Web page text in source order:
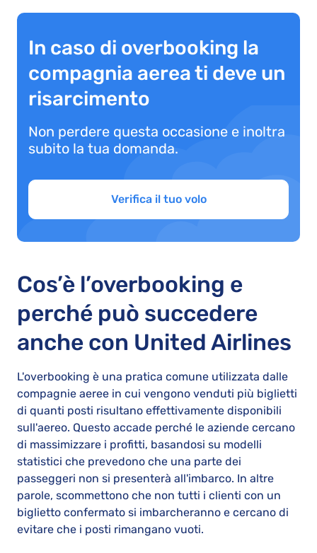
In caso di overbooking la
compagnia aerea ti deve un
risarcimento
Non perdere questa occasione e inoltra
subito la tua domanda.
Verifica il tuo volo
Cos’è l’overbooking e
perché può succedere
anche con United Airlines
L'overbooking è una pratica comune utilizzata dalle
compagnie aeree in cui vengono venduti più biglietti
di quanti posti risultano effettivamente disponibili
sull'aereo. Questo accade perché le aziende cercano
di massimizzare i profitti, basandosi su modelli
statistici che prevedono che una parte dei
passeggeri non si presenterà all'imbarco. In altre
parole, scommettono che non tutti i clienti con un
biglietto confermato si imbarcheranno e cercano di
evitare che i posti rimangano vuoti.